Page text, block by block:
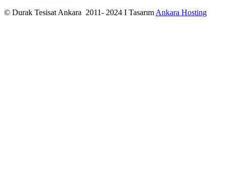
© Durak Tesisat Ankara 2011- 2024 I Tasarım Ankara Hosting